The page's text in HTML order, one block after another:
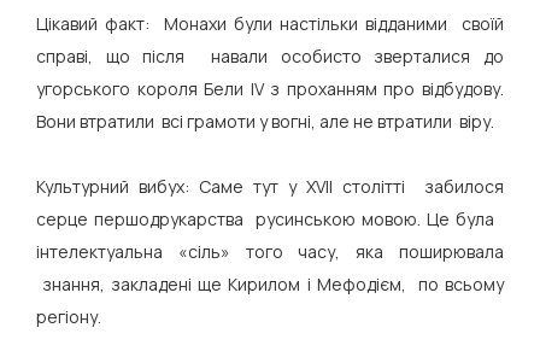
Цікавий факт: Монахи були настільки відданими своїй
справі, що після навали особисто зверталися до
угорського короля Бели IV з проханням про відбудову.
Вони втратили всі грамоти у вогні, але не втратили віру.
Культурний вибух: Саме тут у XVII столітті забилося
серце першодрукарства русинською мовою. Це була
інтелектуальна «сіль» того часу, яка поширювала
знання, закладені ще Кирилом і Мефодієм, по всьому
регіону.